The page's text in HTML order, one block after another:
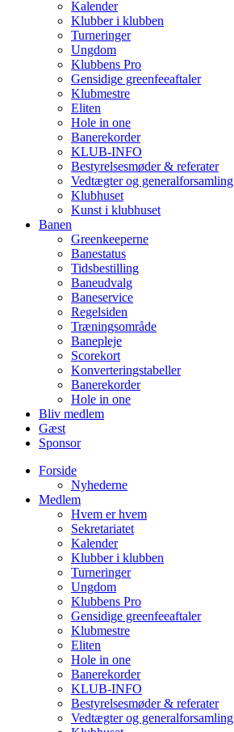
Kalender
Klubber i klubben
Turneringer
Ungdom
Klubbens Pro
Gensidige greenfeeaftaler
Klubmestre
Eliten
Hole in one
Banerekorder
KLUB-INFO
Bestyrelsesmøder & referater
Vedtægter og generalforsamling
Klubhuset
Kunst i klubhuset
Banen
Greenkeeperne
Banestatus
Tidsbestilling
Baneudvalg
Baneservice
Regelsiden
Træningsområde
Banepleje
Scorekort
Konverteringstabeller
Banerekorder
Hole in one
Bliv medlem
Gæst
Sponsor
Forside
Nyhederne
Medlem
Hvem er hvem
Sekretariatet
Kalender
Klubber i klubben
Turneringer
Ungdom
Klubbens Pro
Gensidige greenfeeaftaler
Klubmestre
Eliten
Hole in one
Banerekorder
KLUB-INFO
Bestyrelsesmøder & referater
Vedtægter og generalforsamling